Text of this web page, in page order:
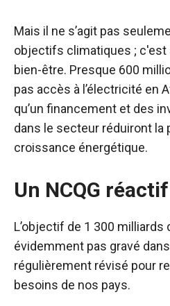
Mais il ne s’agit pas
objectifs climatiques ; c'est
bien-être. Presque 600
pas accès à l’électricité en
qu’un financement et des
dans le secteur réduiront la
croissance énergétique.
Un NCQG
L’objectif de 1 300 milliards
évidemment pas gravé
régulièrement révisé pour
besoins de nos pays.